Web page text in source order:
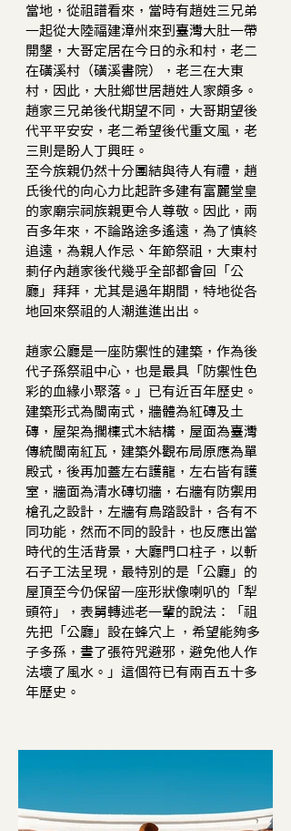
當地，從祖譜看來，當時有趙姓三兄弟
一起從大陸福建漳州來到臺灣大肚一帶
開墾，大哥定居在今日的永和村，老二
在磺溪村（磺溪書院），老三在大東
村，因此，大肚鄉世居趙姓人家頗多。
趙家三兄弟後代期望不同，大哥期望後
代平平安安，老二希望後代重文風，老
三則是盼人丁興旺。
至今族親仍然十分團結與待人有禮，趙
氏後代的向心力比起許多建有富麗堂皇
的家廟宗祠族親更令人尊敬。因此，兩
百多年來，不論路途多遙遠，為了慎終
追遠，為親人作忌、年節祭祖，大東村
莿仔內趙家後代幾乎全部都會回「公
廳」拜拜，尤其是過年期間，特地從各
地回來祭祖的人潮進進出出。
趙家公廳是一座防禦性的建築，作為後
代子孫祭祖中心，也是最具「防禦性色
彩的血緣小聚落。」已有近百年歷史。
建築形式為閩南式，牆體為紅磚及土
磚，屋架為擱檁式木結構，屋面為臺灣
傳統閩南紅瓦，建築外觀布局原應為單
殿式，後再加蓋左右護龍，左右皆有護
室，牆面為清水磚切牆，右牆有防禦用
槍孔之設計，左牆有鳥踏設計，各有不
同功能，然而不同的設計，也反應出當
時代的生活背景，大廳門口柱子，以斬
石子工法呈現，最特別的是「公廳」的
屋頂至今仍保留一座形狀像喇叭的「犁
頭符」，表舅轉述老一輩的說法：「祖
先把「公廳」設在蜂穴上 ，希望能夠多
子多孫，畫了張符咒避邪，避免他人作
法壞了風水。」這個符已有兩百五十多
年歷史。